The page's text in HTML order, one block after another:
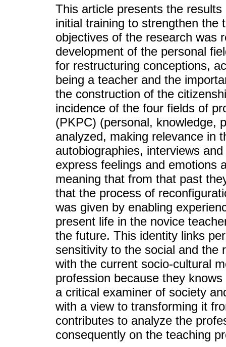
This article presents the
initial training to strengthen the
objectives of the research was
development of the personal
for restructuring conceptions,
being a teacher and the
the construction of the
incidence of the four fields of
(PKPC) (personal, knowledge,
analyzed, making relevance in
autobiographies, interviews
express feelings and emotions
meaning that from that past
that the process of
was given by enabling
present life in the novice
the future. This identity links
sensitivity to the social and the
with the current socio-cultural
profession because they
a critical examiner of society
with a view to transforming it
contributes to analyze the
consequently on the teaching